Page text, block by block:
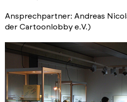
Ansprechpartner: Andreas
der Cartoonlobby e.V.)